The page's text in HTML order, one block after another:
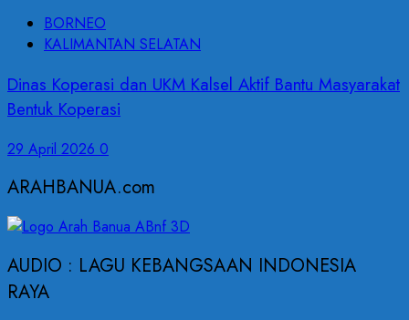
BORNEO
KALIMANTAN SELATAN
Dinas Koperasi dan UKM Kalsel Aktif Bantu Masyarakat
Bentuk Koperasi
29 April 2026 0
ARAHBANUA.com
AUDIO : LAGU KEBANGSAAN INDONESIA
RAYA